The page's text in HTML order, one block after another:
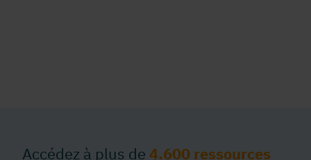
Accédez à plus de 4.600 ressources